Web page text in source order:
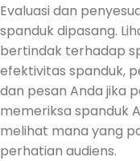
Evaluasi dan
spanduk dipasang.
bertindak terhadap
efektivitas spanduk,
dan pesan Anda jika
memeriksa spanduk
melihat mana yang
perhatian audiens.